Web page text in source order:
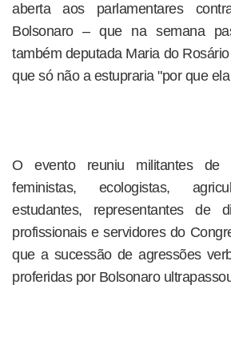
aberta aos parlamentares
Bolsonaro – que na semana
também deputada Maria do
que só não a estupraria "por que
O evento reuniu militantes de
feministas, ecologistas,
estudantes, representantes de
profissionais e servidores do
que a sucessão de agressões
proferidas por Bolsonaro